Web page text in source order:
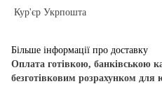
Кур'єр Укрпошта
Більше інформації про доставку
Оплата готівкою, банківською
безготівковим розрахунком для